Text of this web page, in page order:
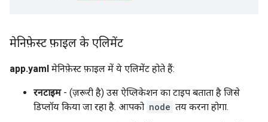
मेनिफ़ेस्ट फ़ाइल के एलिमेंट
app.yaml मेनिफ़ेस्ट फ़ाइल में ये एलिमेंट होते हैं:
रनटाइम- (ज़रूरी है) उस ऐप्लिकेशन का टाइप बताता है जिसे
डिप्लॉय किया जा रहा है. आपको node तय करना होगा.